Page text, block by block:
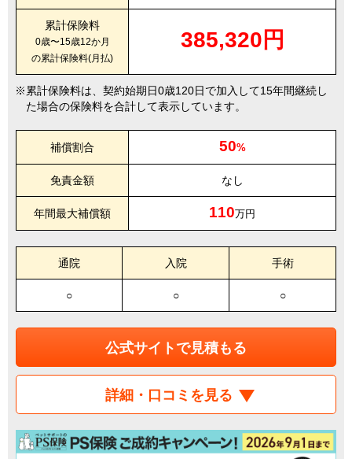
累計保険料
0歳〜15歳12か月
の累計保険料(月払)
385,320円
累計保険料は、契約始期日0歳120日で加入して15年間継続し
た場合の保険料を合計して表示しています。
補償割合 50%
免責金額 なし
年間最大補償額 110万円
通院 入院 手術
○ ○ ○
公式サイトで見積もる
詳細・口コミを見る